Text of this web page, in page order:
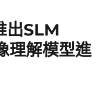
SLM
理解模型進